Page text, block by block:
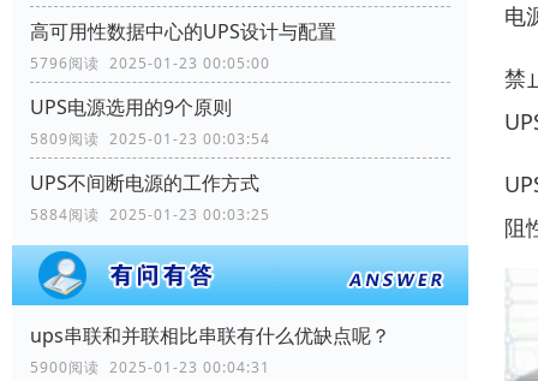
高可用性数据中心的UPS设计与配置
5796阅读 2025-01-23 00:05:00
UPS电源选用的9个原则
5809阅读 2025-01-23 00:03:54
UPS不间断电源的工作方式
5884阅读 2025-01-23 00:03:25
ups串联和并联相比串联有什么优缺点呢？
5900阅读 2025-01-23 00:04:31
电
禁
阻